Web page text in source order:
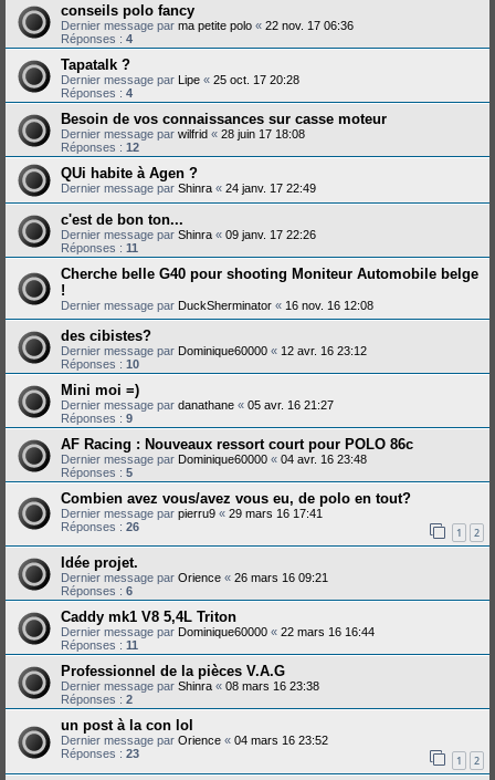
conseils polo fancy
Dernier message par ma petite polo « 22 nov. 17 06:36
Réponses : 4
Tapatalk ?
Dernier message par Lipe « 25 oct. 17 20:28
Réponses : 4
Besoin de vos connaissances sur casse moteur
Dernier message par wilfrid « 28 juin 17 18:08
Réponses : 12
QUi habite à Agen ?
Dernier message par Shinra « 24 janv. 17 22:49
c'est de bon ton...
Dernier message par Shinra « 09 janv. 17 22:26
Réponses : 11
Cherche belle G40 pour shooting Moniteur Automobile belge
!
Dernier message par DuckSherminator « 16 nov. 16 12:08
des cibistes?
Dernier message par Dominique60000 « 12 avr. 16 23:12
Réponses : 10
Mini moi =)
Dernier message par danathane « 05 avr. 16 21:27
Réponses : 9
AF Racing : Nouveaux ressort court pour POLO 86c
Dernier message par Dominique60000 « 04 avr. 16 23:48
Réponses : 5
Combien avez vous/avez vous eu, de polo en tout?
Dernier message par pierru9 « 29 mars 16 17:41
Réponses : 26 1 2
Idée projet.
Dernier message par Orience « 26 mars 16 09:21
Réponses : 6
Caddy mk1 V8 5,4L Triton
Dernier message par Dominique60000 « 22 mars 16 16:44
Réponses : 11
Professionnel de la pièces V.A.G
Dernier message par Shinra « 08 mars 16 23:38
Réponses : 2
un post à la con lol
Dernier message par Orience « 04 mars 16 23:52
Réponses : 23 1 2